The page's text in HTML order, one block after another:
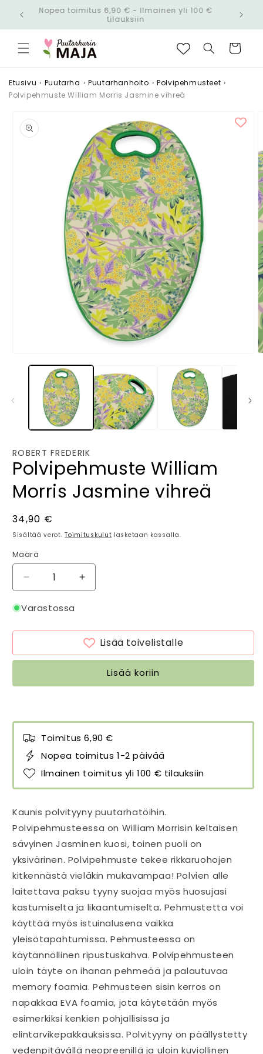
siirry
Nopea toimitus 6,90 € - Ilmainen yli 100 €
tilauksiin
Ostoskori
Etusivu › Puutarha › Puutarhanhoito › Polvipehmusteet ›
Polvipehmuste William Morris Jasmine vihreä
tuotetietoihin
aineisto
modaalisessa
ikkunassa
ROBERT FREDERIK
Polvipehmuste William
Morris Jasmine vihreä
Normaalihinta
34,90 €
Sisältää verot.Toimituskulut lasketaan kassalla.
Määrä
Määrä
Vähennä
tuotteen
Polvipehmuste
Morris
vihreä
Lisää
tuotteen
Morris
Jasmine
vihreä
määrää
Varastossa
Lisää toivelistalle
Lisää koriin
Toimitus 6,90 €
Nopea toimitus 1-2 päivää
Ilmainen toimitus yli 100 € tilauksiin
Kaunis polvityyny puutarhatöihin.
Polvipehmusteessa on William Morrisin keltaisen
sävyinen Jasminen kuosi, toinen puoli on
yksivärinen. Polvipehmuste tekee rikkaruohojen
kitkennästä vieläkin mukavampaa! Polvien alle
laitettava paksu tyyny suojaa myös huosujasi
kastumiselta ja likaantumiselta. Pehmustetta voi
käyttää myös istuinalusena vaikka
yleisötapahtumissa. Pehmusteessa on
käytännöllinen ripustuskahva. Polvipehmusteen
uloin täyte on ihanan pehmeää ja palautuvaa
memory foamia. Pehmusteen sisin kerros on
napakkaa EVA foamia, jota käytetään myös
esimerkiksi kenkien pohjallisissa ja
elintarvikepakkauksissa. Polvityyny on päällystetty
vedenpitävällä neopreenillä ja uloin kuviollinen